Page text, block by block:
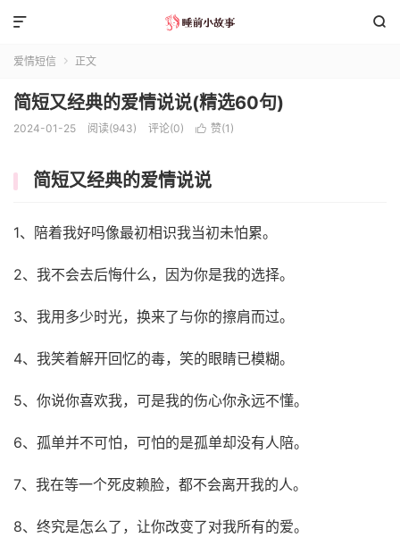


爱情短信  正文
简短又经典的爱情说说(精选60句)
2024-01-25 阅读(943) 评论(0)  赞(1 )
简短又经典的爱情说说
1、陪着我好吗像最初相识我当初未怕累。
2、我不会去后悔什么，因为你是我的选择。
3、我用多少时光，换来了与你的擦肩而过。
4、我笑着解开回忆的毒，笑的眼睛已模糊。
5、你说你喜欢我，可是我的伤心你永远不懂。
6、孤单并不可怕，可怕的是孤单却没有人陪。
7、我在等一个死皮赖脸，都不会离开我的人。
8、终究是怎么了，让你改变了对我所有的爱。